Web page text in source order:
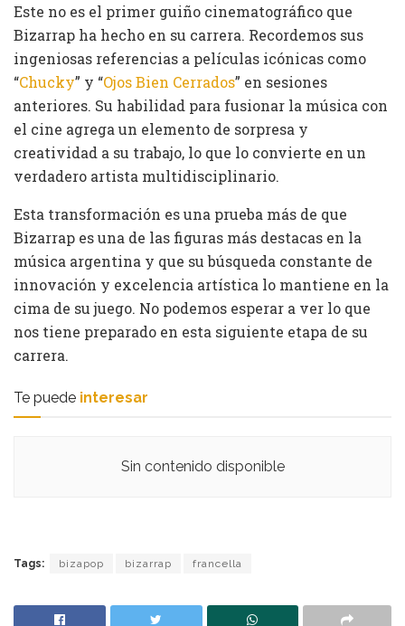
Este no es el primer guiño cinematográfico que
Bizarrap ha hecho en su carrera. Recordemos sus
ingeniosas referencias a películas icónicas como
“Chucky” y “Ojos Bien Cerrados” en sesiones
anteriores. Su habilidad para fusionar la música con
el cine agrega un elemento de sorpresa y
creatividad a su trabajo, lo que lo convierte en un
verdadero artista multidisciplinario.
Esta transformación es una prueba más de que
Bizarrap es una de las figuras más destacas en la
música argentina y que su búsqueda constante de
innovación y excelencia artística lo mantiene en la
cima de su juego. No podemos esperar a ver lo que
nos tiene preparado en esta siguiente etapa de su
carrera.
Te puede interesar
Sin contenido disponible
Tags: bizapop bizarrap francella